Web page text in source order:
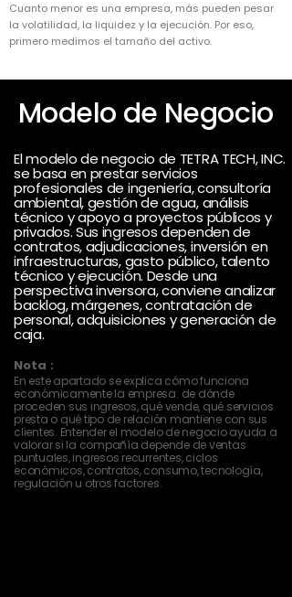
Cuanto menor es una empresa, más pueden pesar
la volatilidad, la liquidez y la ejecución. Por eso,
primero medimos el tamaño del activo.
Modelo de Negocio
El modelo de negocio de TETRA TECH, INC.
se basa en prestar servicios
profesionales de ingeniería, consultoría
ambiental, gestión de agua, análisis
técnico y apoyo a proyectos públicos y
privados. Sus ingresos dependen de
contratos, adjudicaciones, inversión en
infraestructuras, gasto público, talento
técnico y ejecución. Desde una
perspectiva inversora, conviene analizar
backlog, márgenes, contratación de
personal, adquisiciones y generación de
caja.
Nota :
En este apartado se explica cómo funciona
económicamente la empresa: de dónde
proceden sus ingresos, qué vende, qué servicios
presta o qué tipo de relación mantiene con sus
clientes. Entender el modelo de negocio ayuda a
valorar si la compañía depende de ventas
puntuales, ingresos recurrentes, ciclos
económicos, contratos, consumo, tecnología,
regulación u otros factores.